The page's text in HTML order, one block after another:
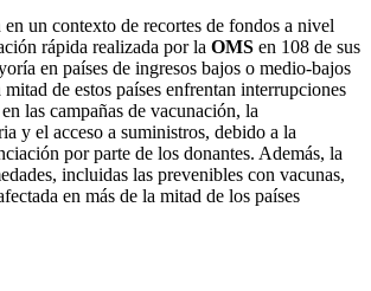
en un contexto de recortes de fondos a nivel
rápida realizada por la OMS en 108 de sus
en países de ingresos bajos o medio-bajos
de estos países enfrentan interrupciones
las campañas de vacunación, la
y el acceso a suministros, debido a la
por parte de los donantes. Además, la
incluidas las prevenibles con vacunas,
en más de la mitad de los países